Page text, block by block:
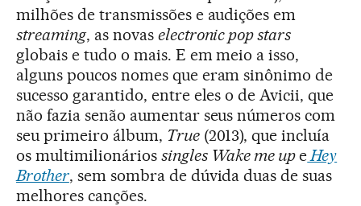
milhões de transmissões e audições em
streaming, as novas electronic pop stars
globais e tudo o mais. E em meio a isso,
alguns poucos nomes que eram sinônimo de
sucesso garantido, entre eles o de Avicii, que
não fazia senão aumentar seus números com
seu primeiro álbum, True(2013), que incluía
os multimilionários singles Wake me upeHey
Brother, sem sombra de dúvida duas de suas
melhores canções.